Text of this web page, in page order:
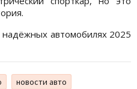
автомобилях 2025
новости авто